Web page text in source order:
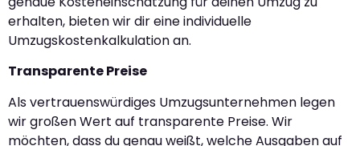
erhalten, bieten wir dir eine individuelle
Umzugskostenkalkulation an.
Transparente Preise
Als vertrauenswürdiges Umzugsunternehmen legen
wir großen Wert auf transparente Preise. Wir
möchten, dass du genau weißt, welche Ausgaben auf